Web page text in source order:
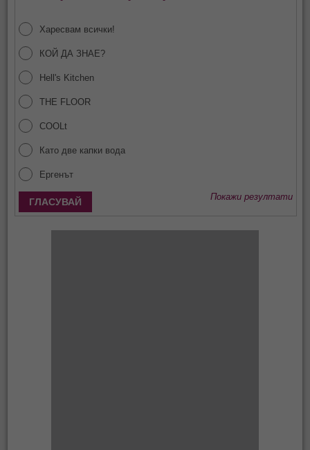
Харесвам всички!
КОЙ ДА ЗНАЕ?
Hell's Kitchen
THE FLOOR
COOLt
Като две капки вода
Ергенът
Покажи резултати